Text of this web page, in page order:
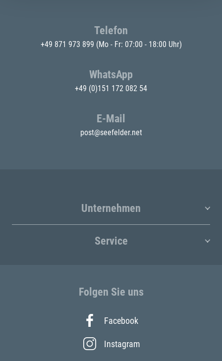
Telefon
+49 871 973 899 (Mo - Fr: 07:00 - 18:00 Uhr)
WhatsApp
+49 (0)151 172 082 54
E-Mail
post@seefelder.net
Unternehmen
Service
Folgen Sie uns
Facebook
Instagram